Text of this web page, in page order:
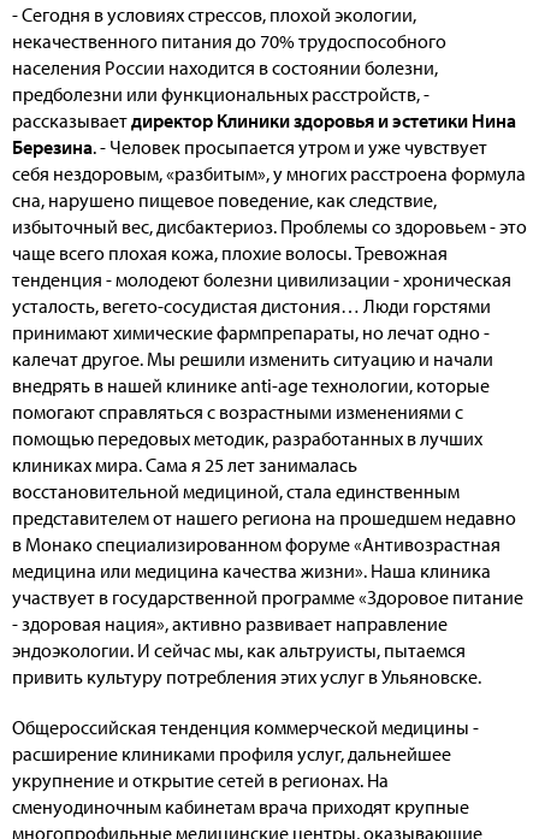
- Сегодня в условиях стрессов, плохой экологии,
некачественного питания до 70% трудоспособного
населения России находится в состоянии болезни,
предболезни или функциональных расстройств, -
рассказываетдиректор Клиники здоровья и эстетики Нина
Березина. - Человек просыпается утром и уже чувствует
себя нездоровым, «разбитым», у многих расстроена формула
сна, нарушено пищевое поведение, как следствие,
избыточный вес, дисбактериоз. Проблемы со здоровьем - это
чаще всего плохая кожа, плохие волосы. Тревожная
тенденция - молодеют болезни цивилизации - хроническая
усталость, вегето-сосудистая дистония… Люди горстями
принимают химические фармпрепараты, но лечат одно -
калечат другое. Мы решили изменить ситуацию и начали
внедрять в нашей клинике anti-age технологии, которые
помогают справляться с возрастными изменениями с
помощью передовых методик, разработанных в лучших
клиниках мира. Сама я 25 лет занималась
восстановительной медициной, стала единственным
представителем от нашего региона на прошедшем недавно
в Монако специализированном форуме «Антивозрастная
медицина или медицина качества жизни». Наша клиника
участвует в государственной программе «Здоровое питание
- здоровая нация», активно развивает направление
эндоэкологии. И сейчас мы, как альтруисты, пытаемся
привить культуру потребления этих услуг в Ульяновске.
Общероссийская тенденция коммерческой медицины -
расширение клиниками профиля услуг, дальнейшее
укрупнение и открытие сетей в регионах. На
сменуодиночным кабинетам врача приходят крупные
многопрофильные медицинские центры, оказывающие